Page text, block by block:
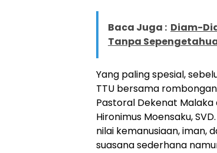
Baca Juga : Diam-
Tanpa
Yang paling spesial,
TTU bersama
Pastoral Dekenat Malaka
Hironimus Moensaku,
nilai kemanusiaan, iman,
suasana sederhana